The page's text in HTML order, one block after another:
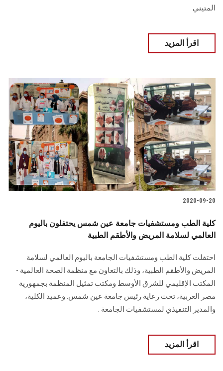
المتيني
اقرأ المزيد
2020-09-20
كلية الطب ومستشفيات جامعة عين شمس يحتفلون باليوم
العالمي لسلامة المريض والأطقم الطبية
احتفلت كلية الطب ومستشفيات الجامعة باليوم العالمي لسلامة
المريض والأطقم الطبية، وذلك بالتعاون مع منظمة الصحة العالمية -
المكتب الإقليمي للشرق الأوسط ومكتب تمثيل المنظمة بجمهورية
مصر العربية، تحت رعاية رئيس جامعة عين شمس. وعميد الكلية،
والمدير التنفيذي لمستشفيات الجامعة .
اقرأ المزيد